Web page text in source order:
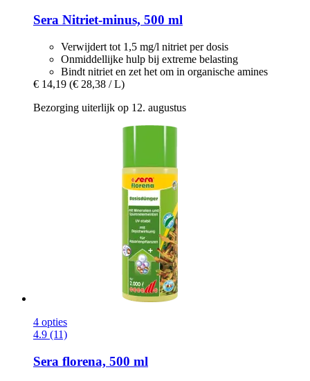
Sera Nitriet-​minus, 500 ml
Verwijdert tot 1,5 mg/l nitriet per dosis
Onmiddellijke hulp bij extreme belasting
Bindt nitriet en zet het om in organische amines
€ 14,19 (€ 28,38 / L)
Bezorging uiterlijk op 12. augustus
4 opties
4.9 (11)
Sera florena, 500 ml